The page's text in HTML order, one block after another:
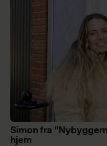
Simon fra
hjem